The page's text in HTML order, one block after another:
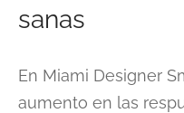
sanas
En Miami Designer
aumento en las